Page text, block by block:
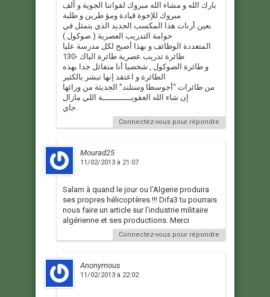
بارك الله و مشاء الله مبروك لقواتنا الجوية و آلف
مبروك للإخوة قيادة ومؤ طرين و طلبة
بعين أرنات هذا المكسب الجديد الذي يتمثل في
حوامة التدريب العصرية ( صوكول )
المتعددة الوظائف و بهذا أصبح لكل مدرسة عليا
طائرة تدريب عصرية طائرة الياك -130
و طائرة الصوكول , شخصيا أنا متفائل جدا بهذه
الطائرة و اعتقد إنها تبشر بالكثير
من طائرات “أجوسطا وستلند” الحديثة من ورائها
إن شاء الله العقوبــــــــــــة اللي مازال
جاي.
Connectez-vous pour répondre
Mourad25
11/02/2013 à 21:07
Salam à quand le jour ou l’Algerie produira
ses propres hélicoptères !!! Difa3 tu pourrais
nous faire un article sur l’industrie militaire
algérienne et ses productions. Merci
Connectez-vous pour répondre
Anonymous
11/02/2013 à 22:02